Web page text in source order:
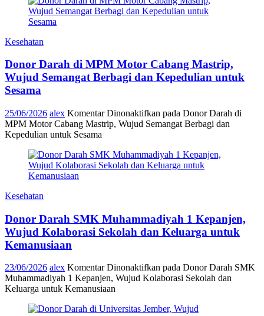
Kesehatan
Donor Darah di MPM Motor Cabang Mastrip,
Wujud Semangat Berbagi dan Kepedulian untuk
Sesama
25/06/2026 alex Komentar Dinonaktifkan pada Donor Darah di
MPM Motor Cabang Mastrip, Wujud Semangat Berbagi dan
Kepedulian untuk Sesama
Kesehatan
Donor Darah SMK Muhammadiyah 1 Kepanjen,
Wujud Kolaborasi Sekolah dan Keluarga untuk
Kemanusiaan
23/06/2026 alex Komentar Dinonaktifkan pada Donor Darah SMK
Muhammadiyah 1 Kepanjen, Wujud Kolaborasi Sekolah dan
Keluarga untuk Kemanusiaan